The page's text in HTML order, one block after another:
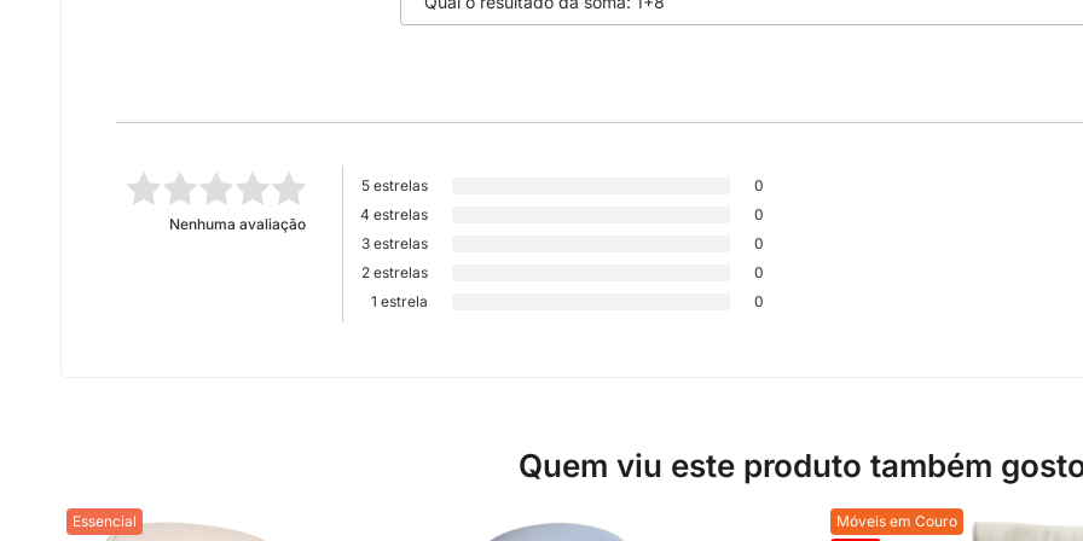
Nenhuma avaliação
5 estrelas
0
4 estrelas
0
3 estrelas
0
2 estrelas
0
1 estrela
0
Quem viu este produto também
Essencial Móveis em Couro